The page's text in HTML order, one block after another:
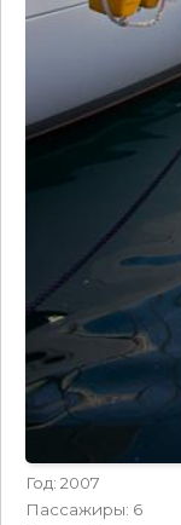
Год: 2007
Пассажиры: 6